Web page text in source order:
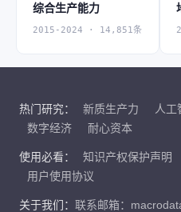
综合生产能力
2015-2024 · 14,851条
热门研究： 新质生产力 人工
数字经济
耐心资本
使用必看： 知识产权保护声明
用户使用协议
关于我们： 联系邮箱：